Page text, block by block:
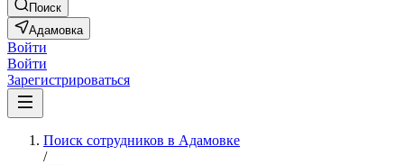
Поиск
Адамовка
Войти
Войти
Зарегистрироваться
Поиск сотрудников в Адамовке
/